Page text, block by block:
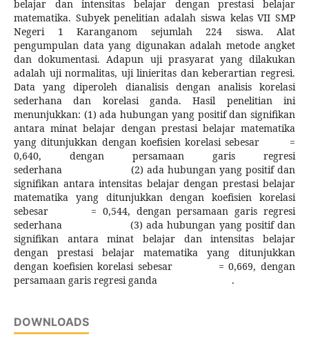
belajar dan intensitas belajar dengan prestasi belajar
matematika. Subyek penelitian adalah siswa kelas VII SMP
Negeri 1 Karanganom sejumlah 224 siswa. Alat
pengumpulan data yang digunakan adalah metode angket
dan dokumentasi. Adapun uji prasyarat yang dilakukan
adalah uji normalitas, uji linieritas dan keberartian regresi.
Data yang diperoleh dianalisis dengan analisis korelasi
sederhana dan korelasi ganda. Hasil penelitian ini
menunjukkan: (1) ada hubungan yang positif dan signifikan
antara minat belajar dengan prestasi belajar matematika
yang ditunjukkan dengan koefisien korelasi sebesar =
0,640, dengan persamaan garis regresi
sederhana (2) ada hubungan yang positif dan
signifikan antara intensitas belajar dengan prestasi belajar
matematika yang ditunjukkan dengan koefisien korelasi
sebesar = 0,544, dengan persamaan garis regresi
sederhana (3) ada hubungan yang positif dan
signifikan antara minat belajar dan intensitas belajar
dengan prestasi belajar matematika yang ditunjukkan
dengan koefisien korelasi sebesar = 0,669, dengan
persamaan garis regresi ganda .
DOWNLOADS